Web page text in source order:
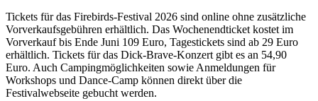
Tickets für das Firebirds-Festival 2026 sind online ohne zusätzliche
Vorverkaufsgebühren erhältlich. Das Wochenendticket kostet im
Vorverkauf bis Ende Juni 109 Euro, Tagestickets sind ab 29 Euro
erhältlich. Tickets für das Dick-Brave-Konzert gibt es an 54,90
Euro. Auch Campingmöglichkeiten sowie Anmeldungen für
Workshops und Dance-Camp können direkt über die
Festivalwebseite gebucht werden.